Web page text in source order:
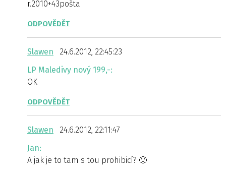
r.2010+43pošta
ODPOVĚDĚT
Slawen
24.6.2012, 22:45:23
LP Maledivy nový 199,-:
OK
ODPOVĚDĚT
Slawen
24.6.2012, 22:11:47
Jan:
A jak je to tam s tou prohibicí? 🙂